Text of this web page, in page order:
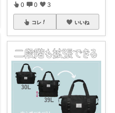
0 0 3
コレ いいね